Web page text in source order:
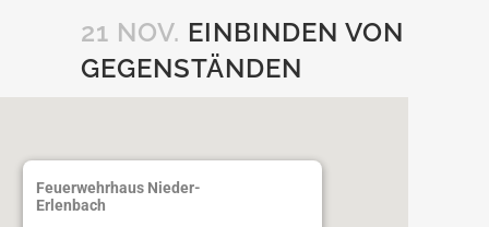
21 NOV. EINBINDEN VON
GEGENSTÄNDEN
Feuerwehrhaus Nieder-
Erlenbach